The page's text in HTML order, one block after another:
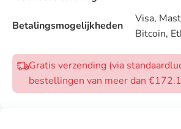
Betalingsmogelijkheden
Visa,
Bitcoin,
Gratis verzending (via
bestellingen van meer dan